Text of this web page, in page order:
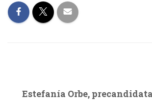
Estefanía Orbe,